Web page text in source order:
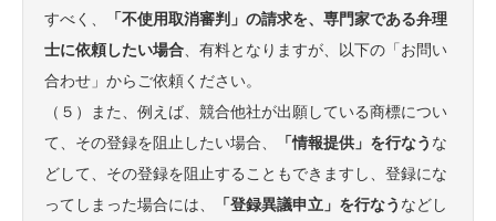
すべく、
「不使用取消審判」の請求を、専門家である弁理
士に依頼したい場合 、有料となりますが、以下の「お問い
合わせ」からご依頼ください。
（５）また、例えば、競合他社が出願している商標につい
て、その登録を阻止したい場合、
「情報提供」を行なう な
どして、その登録を阻止することもできますし、登録にな
ってしまった場合には、
「登録異議申立」を行なう などし